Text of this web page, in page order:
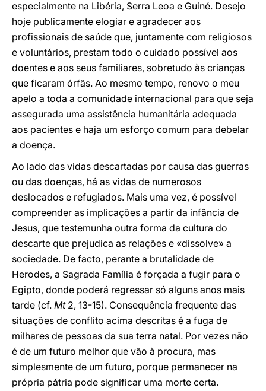
especialmente na Libéria, Serra Leoa e Guiné. Desejo
hoje publicamente elogiar e agradecer aos
profissionais de saúde que, juntamente com religiosos
e voluntários, prestam todo o cuidado possível aos
doentes e aos seus familiares, sobretudo às crianças
que ficaram órfãs. Ao mesmo tempo, renovo o meu
apelo a toda a comunidade internacional para que seja
assegurada uma assistência humanitária adequada
aos pacientes e haja um esforço comum para debelar
a doença.
Ao lado das vidas descartadas por causa das guerras
ou das doenças, há as vidas de numerosos
deslocados e refugiados. Mais uma vez, é possível
compreender as implicações a partir da infância de
Jesus, que testemunha outra forma da cultura do
descarte que prejudica as relações e «dissolve» a
sociedade. De facto, perante a brutalidade de
Herodes, a Sagrada Família é forçada a fugir para o
Egipto, donde poderá regressar só alguns anos mais
tarde (cf. Mt2, 13-15). Consequência frequente das
situações de conflito acima descritas é a fuga de
milhares de pessoas da sua terra natal. Por vezes não
é de um futuro melhor que vão à procura, mas
simplesmente de um futuro, porque permanecer na
própria pátria pode significar uma morte certa.